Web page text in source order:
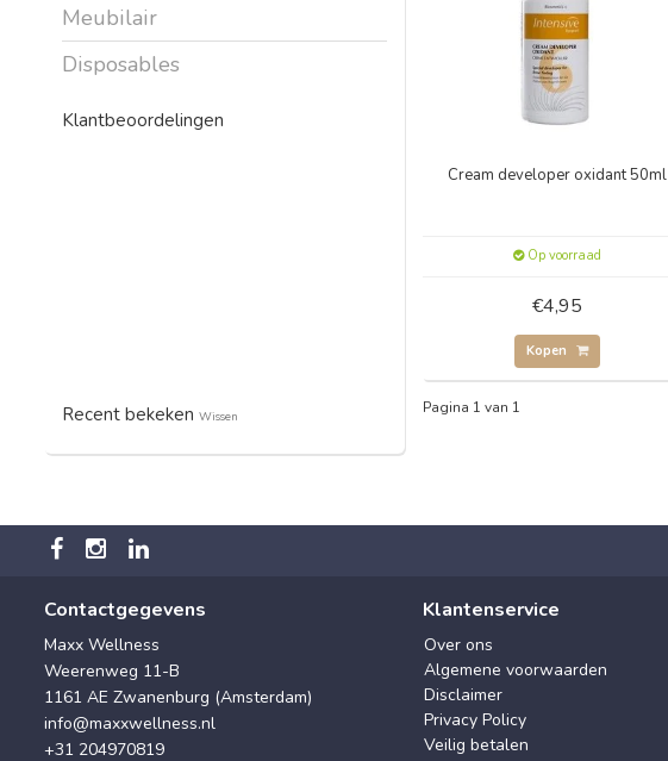
Meubilair
Disposables
Klantbeoordelingen
Recent bekeken Wissen
Cream developer oxidant 50ml
Op voorraad
€4,95
Kopen
Pagina 1 van 1
Contactgegevens
Maxx Wellness
Weerenweg 11-B
1161 AE Zwanenburg (Amsterdam)
info@maxxwellness.nl
+31 204970819
Klantenservice
Over ons
Algemene voorwaarden
Disclaimer
Privacy Policy
Veilig betalen